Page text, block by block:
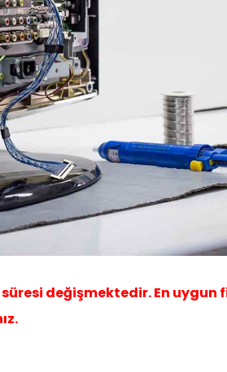
değişmektedir. En